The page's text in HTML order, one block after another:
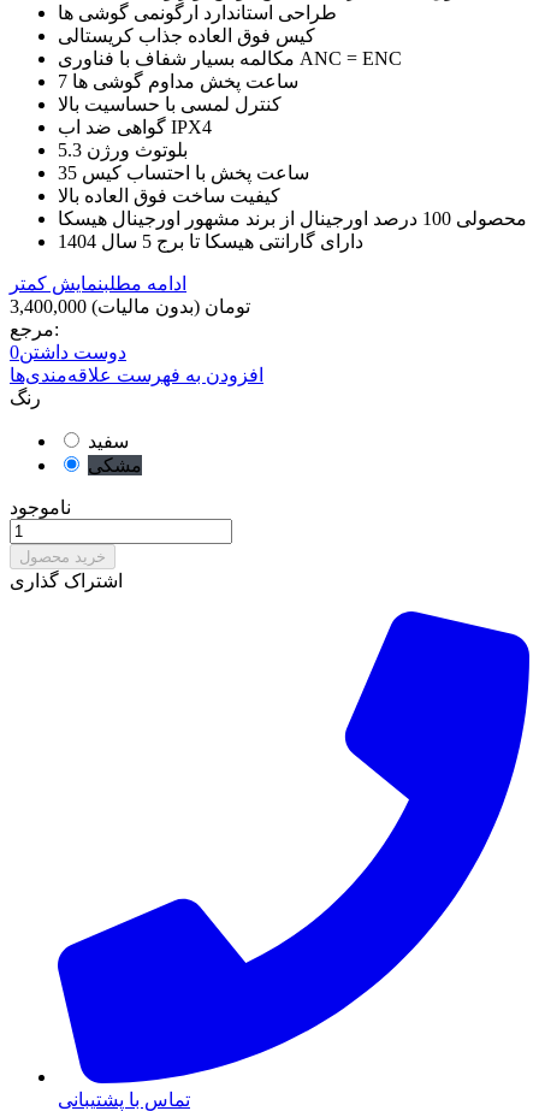
طراحی استاندارد ارگونمی گوشی ها
مکالمه بسیار شفاف با فناوری ANC = ENC
7 ساعت پخش مداوم گوشی ها
کنترل لمسی با حساسیت بالا
گواهی ضد اب IPX4
بلوتوث ورژن 5.3
35 ساعت پخش با احتساب کیس
کیفیت ساخت فوق العاده بالا
محصولی 100 درصد اورجینال از برند مشهور اورجینال هیسکا
دارای گارانتی هیسکا تا برج 5 سال 1404
ادامه مطلبنمایش کمتر
3,400,000 تومان (بدون مالیات)
مرجع:
دوست داشتن0
افزودن به فهرست علاقه‌مندی‌ها
رنگ
سفید
مشکی
ناموجود
خرید محصول
اشتراک گذاری
تماس با پشتیبانی